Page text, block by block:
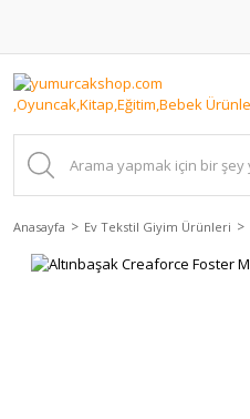
Anasayfa Ev Tekstil Giyim Ürünleri